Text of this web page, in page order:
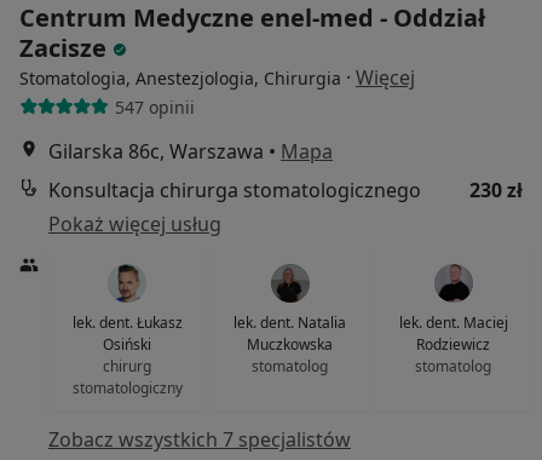
Centrum Medyczne enel-med - Oddział
Zacisze
Stomatologia, Anestezjologia, Chirurgia · Więcej
547 opinii
Gilarska 86c, Warszawa • Mapa
Konsultacja chirurga stomatologicznego
230 zł
Pokaż więcej usług
lek. dent. Łukasz
Osiński
chirurg
stomatologiczny
lek. dent. Natalia
Muczkowska
stomatolog
lek. dent. Maciej
Rodziewicz
stomatolog
Zobacz wszystkich 7 specjalistów